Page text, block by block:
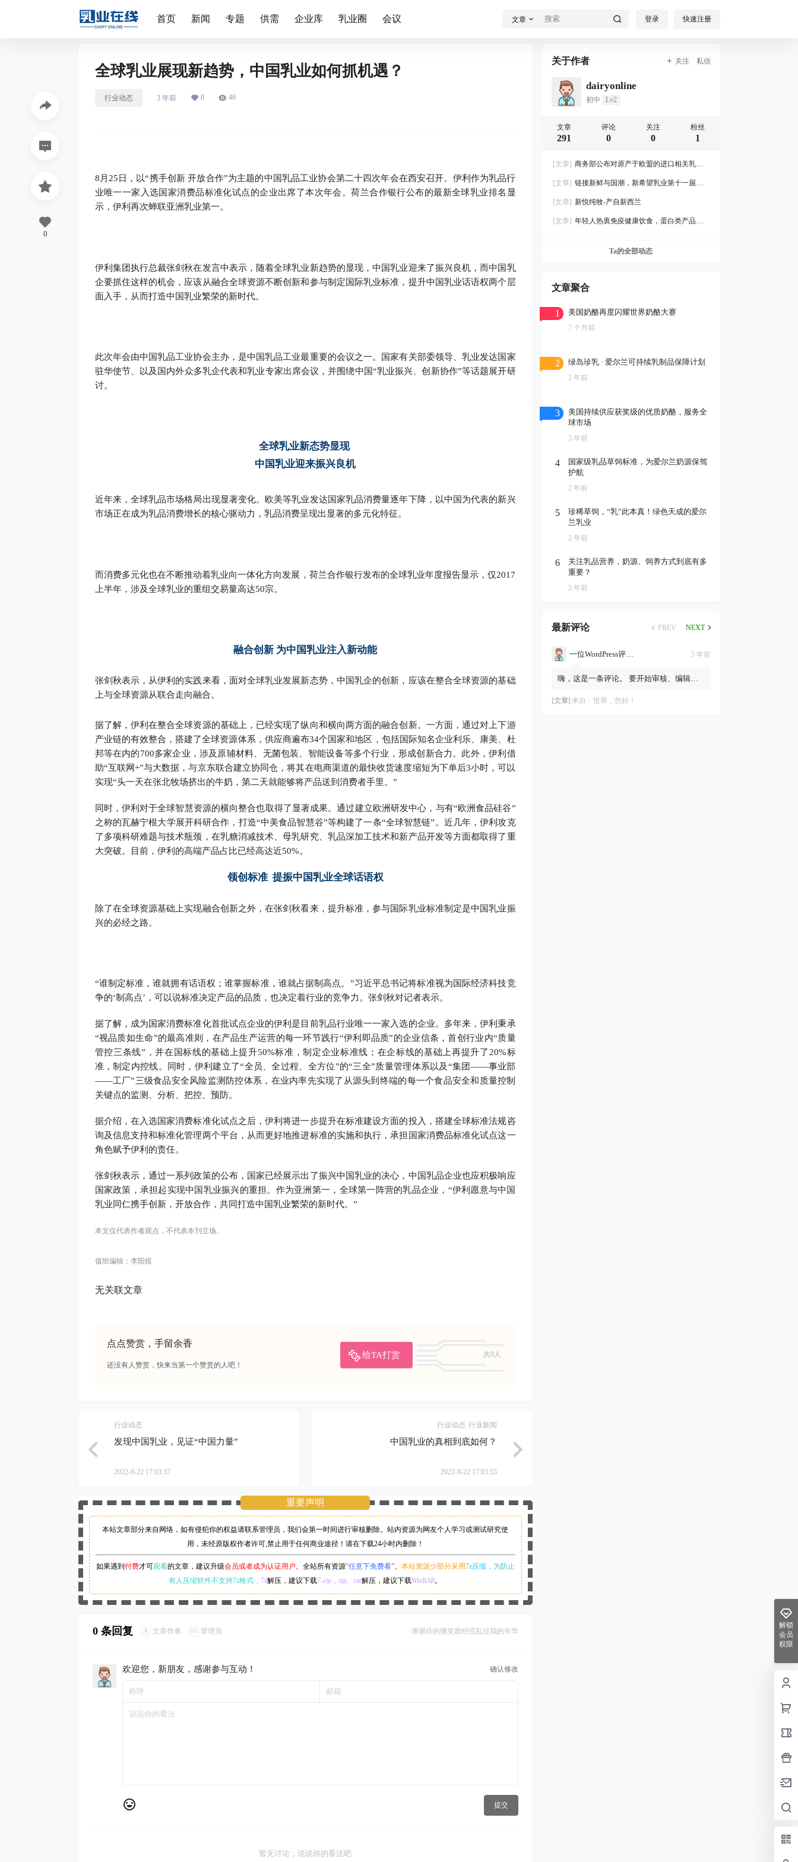
首页 新闻 专题 供需 企业库 乳业圈 会议 文章 登录 快速注册
全球乳业展现新趋势，中国乳业如何抓机遇？
行业动态 3 年前 0 46
8月25日，以“携手创新 开放合作”为主题的中国乳品工业协会第二十四次年会在西安召开。伊利作为乳品行
业唯一一家入选国家消费品标准化试点的企业出席了本次年会。荷兰合作银行公布的最新全球乳业排名显
示，伊利再次蝉联亚洲乳业第一。
伊利集团执行总裁张剑秋在发言中表示，随着全球乳业新趋势的显现，中国乳业迎来了振兴良机，而中国乳
企要抓住这样的机会，应该从融合全球资源不断创新和参与制定国际乳业标准，提升中国乳业话语权两个层
面入手，从而打造中国乳业繁荣的新时代。
此次年会由中国乳品工业协会主办，是中国乳品工业最重要的会议之一。国家有关部委领导、乳业发达国家
驻华使节、以及国内外众多乳企代表和乳业专家出席会议，并围绕中国“乳业振兴、创新协作”等话题展开研
讨。
全球乳业新态势显现
中国乳业迎来振兴良机
近年来，全球乳品市场格局出现显著变化。欧美等乳业发达国家乳品消费量逐年下降，以中国为代表的新兴
市场正在成为乳品消费增长的核心驱动力，乳品消费呈现出显著的多元化特征。
而消费多元化也在不断推动着乳业向一体化方向发展，荷兰合作银行发布的全球乳业年度报告显示，仅2017
上半年，涉及全球乳业的重组交易量高达50宗。
融合创新 为中国乳业注入新动能
张剑秋表示，从伊利的实践来看，面对全球乳业发展新态势，中国乳企的创新，应该在整合全球资源的基础
上与全球资源从联合走向融合。
据了解，伊利在整合全球资源的基础上，已经实现了纵向和横向两方面的融合创新。一方面，通过对上下游
产业链的有效整合，搭建了全球资源体系，供应商遍布34个国家和地区，包括国际知名企业利乐、康美、杜
邦等在内的700多家企业，涉及原辅材料、无菌包装、智能设备等多个行业，形成创新合力。此外，伊利借
助“互联网+”与大数据，与京东联合建立协同仓，将其在电商渠道的最快收货速度缩短为下单后3小时，可以
实现“头一天在张北牧场挤出的牛奶，第二天就能够将产品送到消费者手里。”
同时，伊利对于全球智慧资源的横向整合也取得了显著成果。通过建立欧洲研发中心，与有“欧洲食品硅谷”
之称的瓦赫宁根大学展开科研合作，打造“中美食品智慧谷”等构建了一条“全球智慧链”。近几年，伊利攻克
了多项科研难题与技术瓶颈，在乳糖消减技术、母乳研究、乳品深加工技术和新产品开发等方面都取得了重
大突破。目前，伊利的高端产品占比已经高达近50%。
领创标准 提振中国乳业全球话语权
除了在全球资源基础上实现融合创新之外，在张剑秋看来，提升标准，参与国际乳业标准制定是中国乳业振
兴的必经之路。
“谁制定标准，谁就拥有话语权；谁掌握标准，谁就占据制高点。”习近平总书记将标准视为国际经济科技竞
争的‘制高点’，可以说标准决定产品的品质，也决定着行业的竞争力。张剑秋对记者表示。
据了解，成为国家消费标准化首批试点企业的伊利是目前乳品行业唯一一家入选的企业。多年来，伊利秉承
“视品质如生命”的最高准则，在产品生产运营的每一环节践行“伊利即品质”的企业信条，首创行业内“质量
管控三条线”，并在国标线的基础上提升50%标准，制定企业标准线；在企标线的基础上再提升了20%标
准，制定内控线。同时，伊利建立了“全员、全过程、全方位”的“三全”质量管理体系以及“集团——事业部
——工厂”三级食品安全风险监测防控体系，在业内率先实现了从源头到终端的每一个食品安全和质量控制
关键点的监测、分析、把控、预防。
据介绍，在入选国家消费标准化试点之后，伊利将进一步提升在标准建设方面的投入，搭建全球标准法规咨
询及信息支持和标准化管理两个平台，从而更好地推进标准的实施和执行，承担国家消费品标准化试点这一
角色赋予伊利的责任。
张剑秋表示，通过一系列政策的公布，国家已经展示出了振兴中国乳业的决心，中国乳品企业也应积极响应
国家政策，承担起实现中国乳业振兴的重担。作为亚洲第一，全球第一阵营的乳品企业，“伊利愿意与中国
乳业同仁携手创新，开放合作，共同打造中国乳业繁荣的新时代。”
本文仅代表作者观点，不代表本刊立场。
值班编辑：李阳煜
无关联文章
点点赞赏，手留余香
给TA打赏
共0人
还没有人赞赏，快来当第一个赞赏的人吧！
0
行业动态
发现中国乳业，见证“中国力量”
2022-9-22 17:03:37
行业动态 行业新闻
​中国乳业的真相到底如何？
2022-9-22 17:03:55
重要声明
本站文章部分来自网络，如有侵犯你的权益请联系管理员， 我们会第一时间进行审核删除。站内资源为网友个人学习或测试研究使
用，未经原版权作者许可,禁止用于任何商业途径！请在下载24小时内删除！
如果遇到付费才可观看的文章，建议升级会员或者成为认证用户。 全站所有资源“任意下免费看”。 本站资源少部分采用7z压缩， 为防止
有人压缩软件不支持7z格式 ，7z解压，建议下载7-zip ，zip、rar解压，建议下载WinRAR。
0 条回复 A 文章作者 M 管理员 谢谢你的微笑曾经慌乱过我的年华
欢迎您，新朋友，感谢参与互动！ 确认修改
提交
暂无讨论，说说你的看法吧
关于作者 关注 私信
dairyonline
初中 Lv2
文章
291
评论
0
关注
0
粉丝
1
[文章] 商务部公布对原产于欧盟的进口相关乳制
[文章] 链接新鲜与国潮，新希望乳业第十一届牛
[文章] 新悦纯牧-产自新西兰
[文章] 年轻人热衷免疫健康饮食，蛋白类产品迎
Ta的全部动态
文章聚合
1 美国奶酪再度闪耀世界奶酪大赛
7 个月前
2 绿岛珍乳 · 爱尔兰可持续乳制品保障计划
2 年前
3
美国持续供应获奖级的优质奶酪，服务全
球市场
3 年前
4
国家级乳品草饲标准，为爱尔兰奶源保驾
护航
2 年前
5
珍稀草饲，“乳”此本真！绿色天成的爱尔
兰乳业
2 年前
6
关注乳品营养，奶源、饲养方式到底有多
重要？
2 年前
最新评论 PREV NEXT
一位WordPress评论者 5 年前
嗨，这是一条评论。 要开始审核、编辑及
评论者头像来自Gravatar。
[文章] 来自： 世界，您好！
解锁
会员
权限